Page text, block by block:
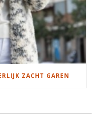
ZACHT GAREN